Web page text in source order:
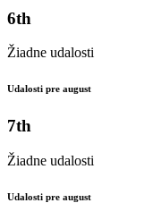
6th
Žiadne udalosti
Udalosti pre august
7th
Žiadne udalosti
Udalosti pre august